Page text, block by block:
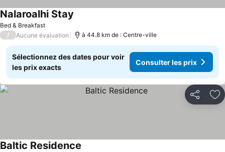
Bed & Breakfast
Nalaroalhi Stay
/ Aucune évaluation à 44.8 km de : Centre-ville
Sélectionnez des dates pour voir
les prix exacts
Consulter les prix
Partager
Baltic Residence